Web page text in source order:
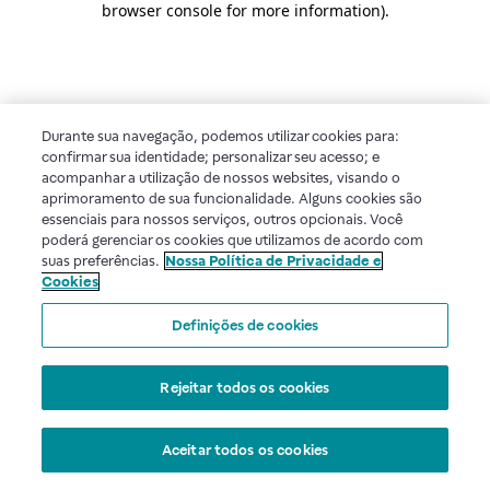
browser console for more information).
Durante sua navegação, podemos utilizar cookies para:
confirmar sua identidade; personalizar seu acesso; e
acompanhar a utilização de nossos websites, visando o
aprimoramento de sua funcionalidade. Alguns cookies são
essenciais para nossos serviços, outros opcionais. Você
poderá gerenciar os cookies que utilizamos de acordo com
suas preferências. Nossa Política de Privacidade e
Cookies
Definições de cookies
Rejeitar todos os cookies
Aceitar todos os cookies